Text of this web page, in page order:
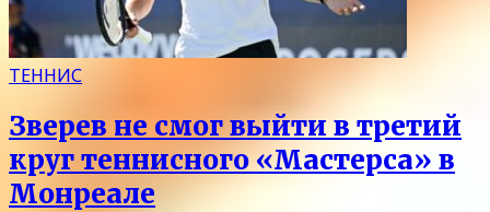
ТЕННИС
Зверев не смог выйти в третий
круг теннисного «Мастерса» в
Монреале